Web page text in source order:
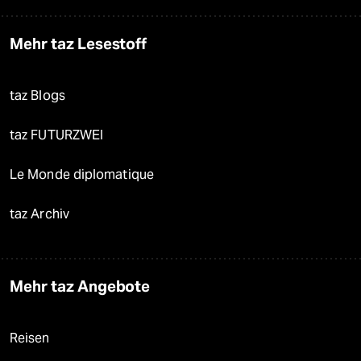
Mehr taz Lesestoff
taz Blogs
taz FUTURZWEI
Le Monde diplomatique
taz Archiv
Mehr taz Angebote
Reisen